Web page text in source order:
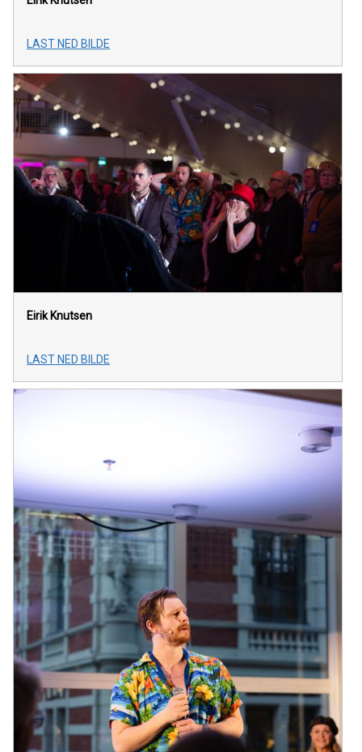
LAST NED BILDE
Eirik Knutsen
LAST NED BILDE